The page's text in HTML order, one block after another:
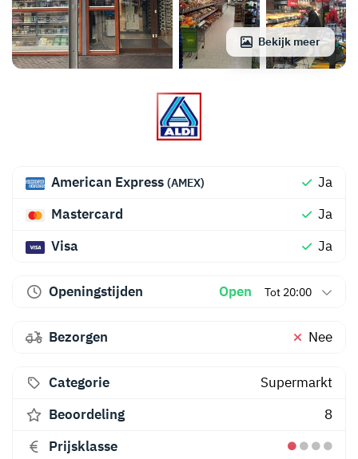
Bekijk meer
American Express (AMEX)
Ja
Mastercard
Ja
Visa
Ja
Openingstijden Open Tot 20:00
Bezorgen Nee
Categorie
Supermarkt
Beoordeling
8
Prijsklasse